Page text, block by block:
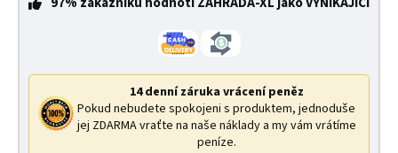
14 denní záruka vrácení peněz
Pokud nebudete spokojeni s produktem, jednoduše
jej ZDARMA vraťte na naše náklady a my vám vrátíme
peníze.